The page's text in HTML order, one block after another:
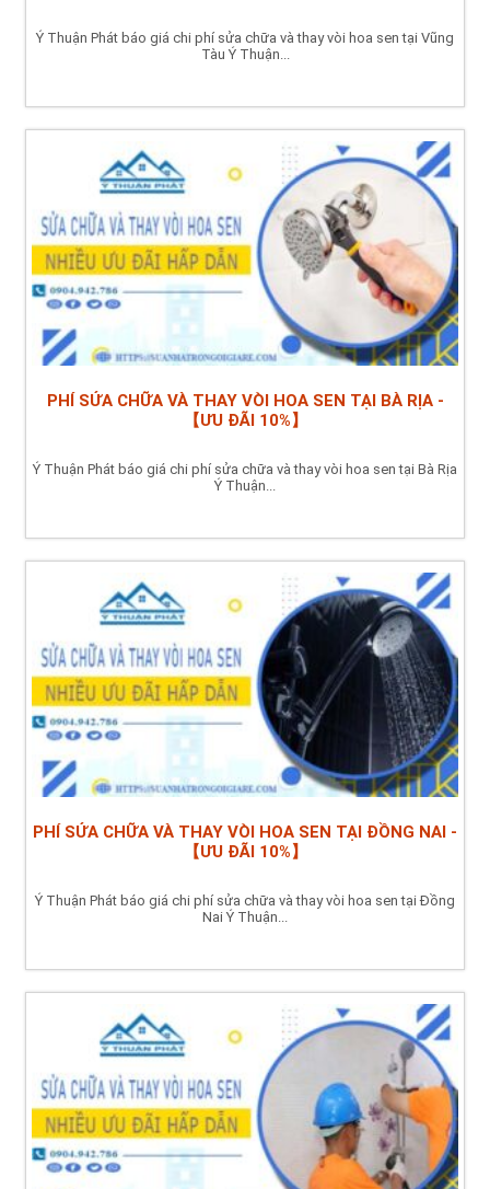
Ý Thuận Phát báo giá chi phí sửa chữa và thay vòi hoa sen tại Vũng
Tàu Ý Thuận...
PHÍ SỬA CHỮA VÀ THAY VÒI HOA SEN TẠI BÀ RỊA -
【ƯU ĐÃI 10%】
Ý Thuận Phát báo giá chi phí sửa chữa và thay vòi hoa sen tại Bà Rịa
Ý Thuận...
PHÍ SỬA CHỮA VÀ THAY VÒI HOA SEN TẠI ĐỒNG NAI -
【ƯU ĐÃI 10%】
Ý Thuận Phát báo giá chi phí sửa chữa và thay vòi hoa sen tại Đồng
Nai Ý Thuận...